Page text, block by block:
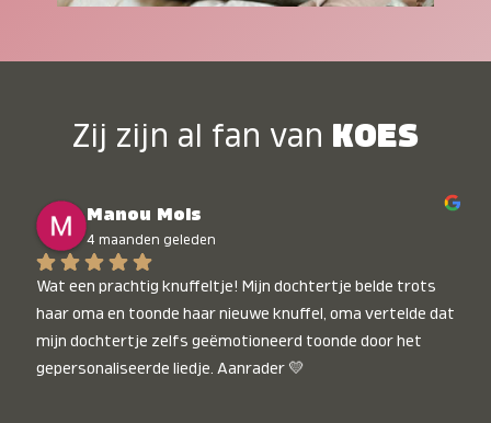
Zij zijn al fan van KOES
Manou Mols
4 maanden geleden
Wat een prachtig knuffeltje! Mijn dochtertje belde trots
haar oma en toonde haar nieuwe knuffel, oma vertelde dat
mijn dochtertje zelfs geëmotioneerd toonde door het
gepersonaliseerde liedje. Aanrader 💛